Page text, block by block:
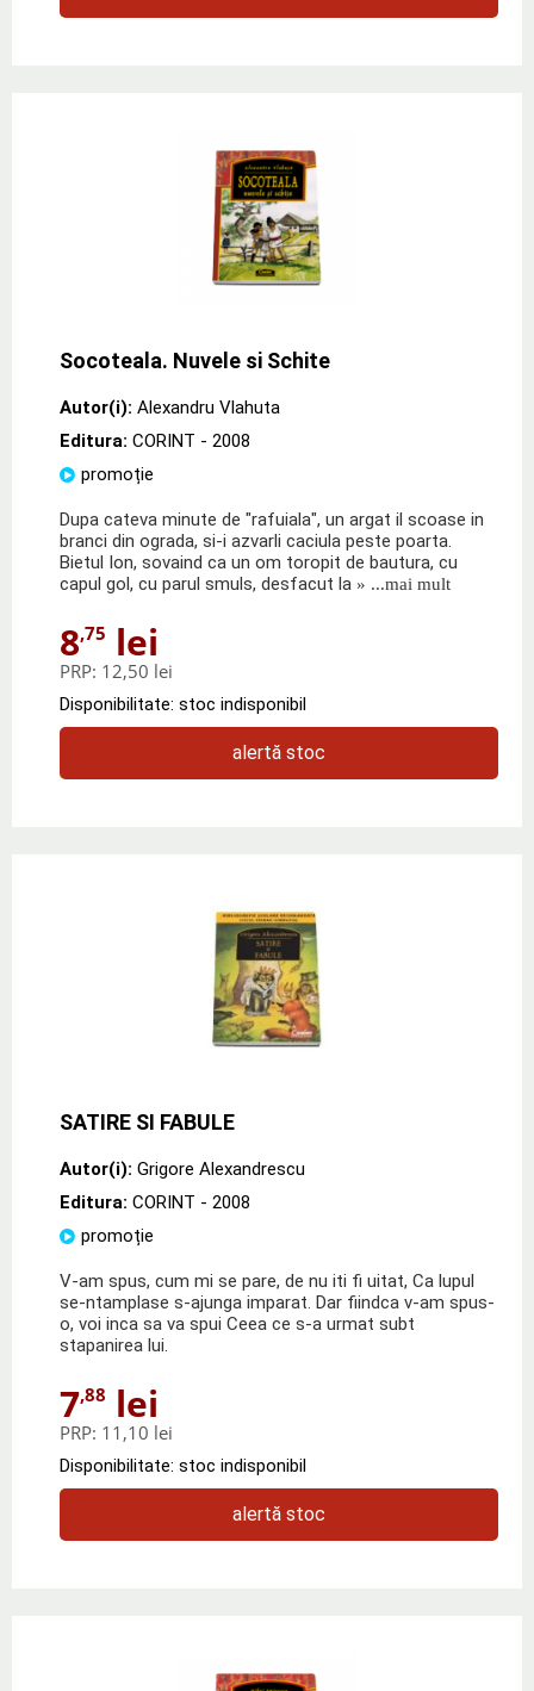
Socoteala. Nuvele si Schite
Autor(i): Alexandru Vlahuta
Editura: CORINT - 2008
promoție
Dupa cateva minute de "rafuiala", un argat il scoase in
branci din ograda, si-i azvarli caciula peste poarta.
Bietul Ion, sovaind ca un om toropit de bautura, cu
capul gol, cu parul smuls, desfacut la » ...mai mult
8,75 lei
PRP: 12,50 lei
Disponibilitate: stoc indisponibil
alertă stoc
SATIRE SI FABULE
Autor(i): Grigore Alexandrescu
Editura: CORINT - 2008
promoție
V-am spus, cum mi se pare, de nu iti fi uitat, Ca lupul
se-ntamplase s-ajunga imparat. Dar fiindca v-am spus-
o, voi inca sa va spui Ceea ce s-a urmat subt
stapanirea lui.
7,88 lei
PRP: 11,10 lei
Disponibilitate: stoc indisponibil
alertă stoc